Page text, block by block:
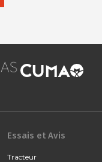
Essais et Avis
Tracteur